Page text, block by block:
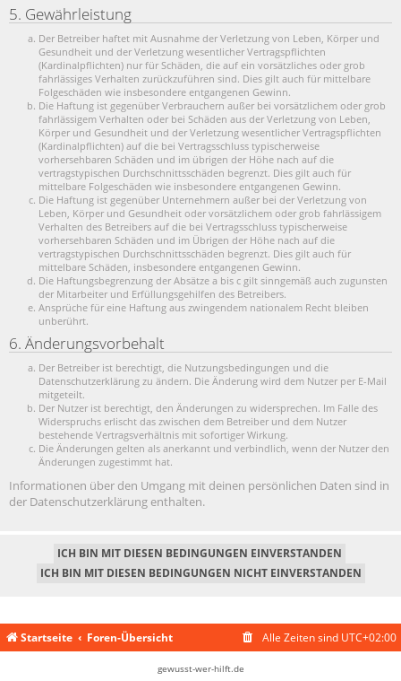
5. Gewährleistung
Der Betreiber haftet mit Ausnahme der Verletzung von Leben, Körper und
Gesundheit und der Verletzung wesentlicher Vertragspflichten
(Kardinalpflichten) nur für Schäden, die auf ein vorsätzliches oder grob
fahrlässiges Verhalten zurückzuführen sind. Dies gilt auch für mittelbare
Folgeschäden wie insbesondere entgangenen Gewinn.
Die Haftung ist gegenüber Verbrauchern außer bei vorsätzlichem oder grob
fahrlässigem Verhalten oder bei Schäden aus der Verletzung von Leben,
Körper und Gesundheit und der Verletzung wesentlicher Vertragspflichten
(Kardinalpflichten) auf die bei Vertragsschluss typischerweise
vorhersehbaren Schäden und im übrigen der Höhe nach auf die
vertragstypischen Durchschnittsschäden begrenzt. Dies gilt auch für
mittelbare Folgeschäden wie insbesondere entgangenen Gewinn.
Die Haftung ist gegenüber Unternehmern außer bei der Verletzung von
Leben, Körper und Gesundheit oder vorsätzlichem oder grob fahrlässigem
Verhalten des Betreibers auf die bei Vertragsschluss typischerweise
vorhersehbaren Schäden und im Übrigen der Höhe nach auf die
vertragstypischen Durchschnittsschäden begrenzt. Dies gilt auch für
mittelbare Schäden, insbesondere entgangenen Gewinn.
Die Haftungsbegrenzung der Absätze a bis c gilt sinngemäß auch zugunsten
der Mitarbeiter und Erfüllungsgehilfen des Betreibers.
Ansprüche für eine Haftung aus zwingendem nationalem Recht bleiben
unberührt.
6. Änderungsvorbehalt
Der Betreiber ist berechtigt, die Nutzungsbedingungen und die
Datenschutzerklärung zu ändern. Die Änderung wird dem Nutzer per E-Mail
mitgeteilt.
Der Nutzer ist berechtigt, den Änderungen zu widersprechen. Im Falle des
Widerspruchs erlischt das zwischen dem Betreiber und dem Nutzer
bestehende Vertragsverhältnis mit sofortiger Wirkung.
Die Änderungen gelten als anerkannt und verbindlich, wenn der Nutzer den
Änderungen zugestimmt hat.
Informationen über den Umgang mit deinen persönlichen Daten sind in
der Datenschutzerklärung enthalten.
Startseite Foren-Übersicht Alle Zeiten sind UTC+02:00
gewusst-wer-hilft.de